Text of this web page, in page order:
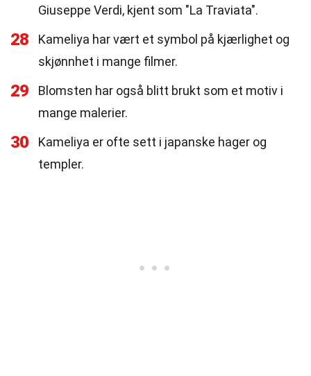
Giuseppe Verdi, kjent som "La Traviata".
28
Kameliya har vært et symbol på kjærlighet og
skjønnhet i mange filmer.
29
Blomsten har også blitt brukt som et motiv i
mange malerier.
30
Kameliya er ofte sett i japanske hager og
templer.